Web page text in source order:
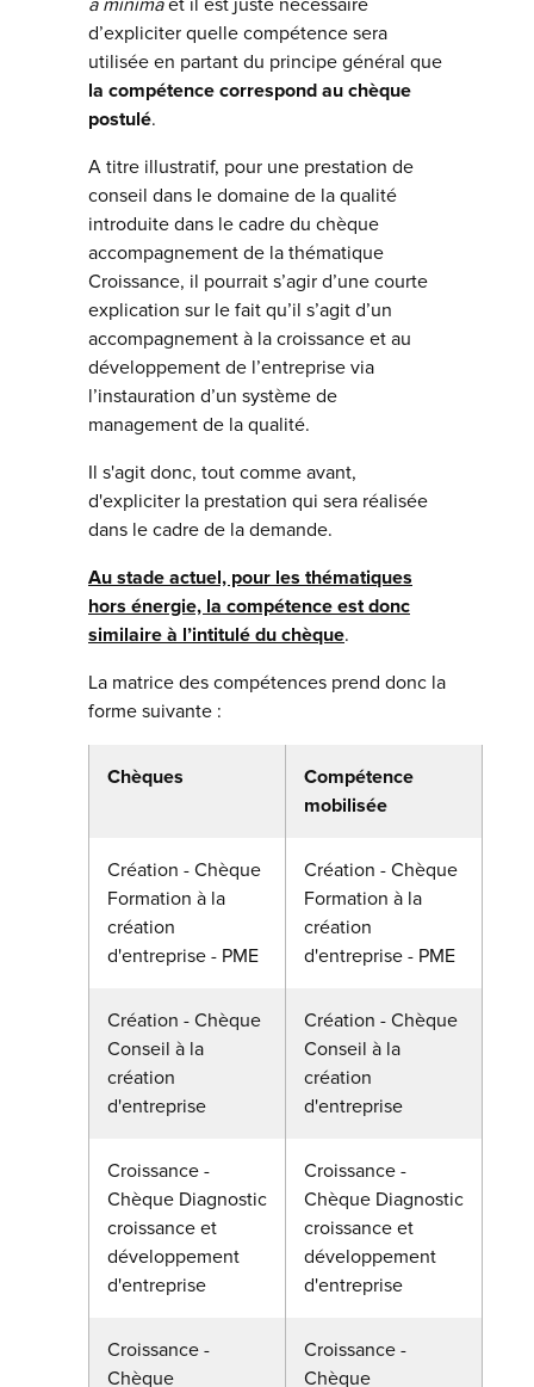
d’expliciter quelle compétence sera
utilisée en partant du principe général que
la compétence correspond au chèque
postulé.
A titre illustratif, pour une prestation de
conseil dans le domaine de la qualité
introduite dans le cadre du chèque
accompagnement de la thématique
Croissance, il pourrait s’agir d’une courte
explication sur le fait qu’il s’agit d’un
accompagnement à la croissance et au
développement de l’entreprise via
l’instauration d’un système de
management de la qualité.
Il s'agit donc, tout comme avant,
d'expliciter la prestation qui sera réalisée
dans le cadre de la demande.
Au stade actuel, pour les thématiques
hors énergie, la compétence est donc
similaire à l’intitulé du chèque.
La matrice des compétences prend donc la
forme suivante :
Chèques
Compétence
mobilisée
Création - Chèque
Formation à la
création
d'entreprise - PME
Création - Chèque
Formation à la
création
d'entreprise - PME
Création - Chèque
Conseil à la
création
d'entreprise
Création - Chèque
Conseil à la
création
d'entreprise
Croissance -
Chèque Diagnostic
croissance et
développement
d'entreprise
Croissance -
Chèque Diagnostic
croissance et
développement
d'entreprise
Croissance -
Chèque
Croissance -
Chèque